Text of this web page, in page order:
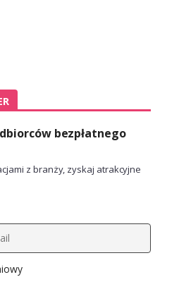
bezpłatnego
z branży, zyskaj atrakcyjne